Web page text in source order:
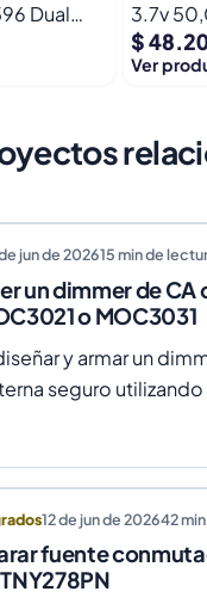
Dual
Jack
3.7v
Helices
$
Ver
jun de 202615min de
un dimmer de CA
o MOC3031
y armar un
seguro utilizando
12 de jun de 202642
fuente